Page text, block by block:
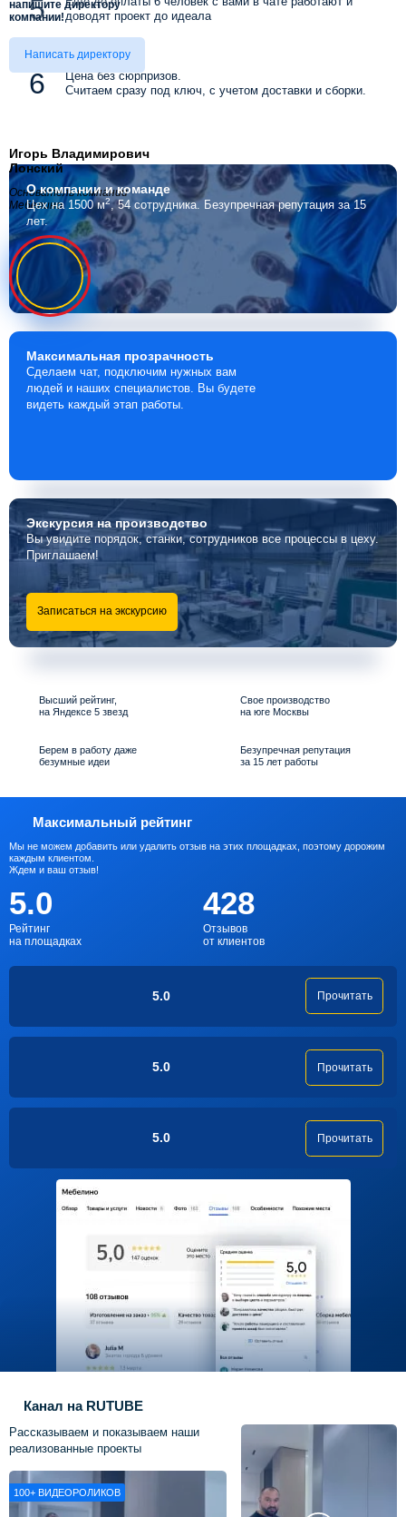
Высший рейтинг,
на Яндексе 5 звезд
Свое производство
на юге Москвы
Берем в работу даже
безумные идеи
Безупречная репутация
за 15 лет работы
доводят проект до идеала
Цена без сюрпризов.
Считаем сразу под ключ, с учетом доставки и сборки.
напишите директору
компании!
Написать директору
Игорь Владимирович
Лонский
Основатель компании
Мебелино
О компаниии команде
Цех на 1500 м2, 54 сотрудника. Безупречная репутация за 15
лет.
Максимальная прозрачность
Сделаем чат, подключим нужных вам
людей и наших специалистов. Вы будете
видеть каждый этап работы.
Экскурсияна производство
Вы увидите порядок, станки, сотрудников все процессы в цеху.
Приглашаем!
Записаться на экскурсию
Максимальный рейтинг
Мы не можем добавить или удалить отзыв на этих площадках, поэтому дорожим
каждым клиентом.
Ждем и ваш отзыв!
5.0
Рейтинг
на площадках
428
Отзывов
от клиентов
5.0 Прочитать
5.0 Прочитать
5.0 Прочитать
Канал на RUTUBE
Рассказываем и показываем наши
реализованные проекты
100+ ВИДЕОРОЛИКОВ